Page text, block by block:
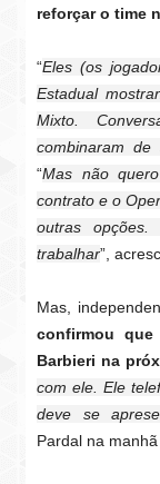
reforçar o time
“Eles (os
Estadual
Mixto.
combinaram
“Mas não
contrato e o
outras
trabalhar”,
Mas,
confirmou
Barbieri na
com ele. Ele
deve se
Pardal na